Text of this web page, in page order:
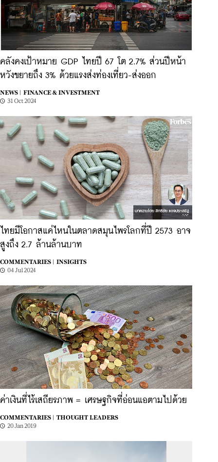
คลังคงเป้าหมาย GDP ไทยปี 67 โต 2.7% ส่วนปีหน้า
หวังขยายถึง 3% ด้วยแรงส่งท่องเที่ยว-ส่งออก
NEWS |
FINANCE & INVESTMENT
31 Oct 2024
ไทยมีโอกาสแค่ไหนในตลาดสมุนไพรโลกที่ปี 2573 อาจ
สูงถึง 2.7 ล้านล้านบาท
COMMENTARIES |
INSIGHTS
04 Jul 2024
ค่าเงินที่ไร้เสถียรภาพ = เศรษฐกิจที่อ่อนแอตามไปด้วย
COMMENTARIES |
THOUGHT LEADERS
20 Jan 2019